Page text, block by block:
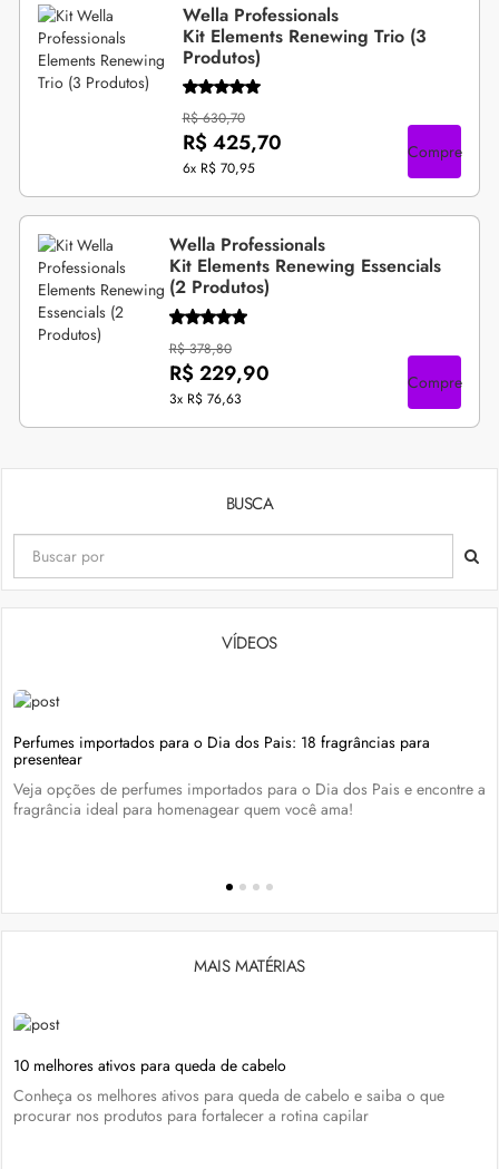
Wella Professionals
Kit Elements Renewing Trio (3
Produtos)
R$ 630,70
R$ 425,70
6x R$ 70,95
Compre
Wella Professionals
Kit Elements Renewing Essencials
(2 Produtos)
R$ 378,80
R$ 229,90
3x R$ 76,63
Compre
BUSCA
VÍDEOS
Perfumes importados para o Dia dos Pais: 18 fragrâncias para
presentear
Veja opções de perfumes importados para o Dia dos Pais e encontre a
fragrância ideal para homenagear quem você ama!
MAIS MATÉRIAS
10 melhores ativos para queda de cabelo
Conheça os melhores ativos para queda de cabelo e saiba o que
procurar nos produtos para fortalecer a rotina capilar